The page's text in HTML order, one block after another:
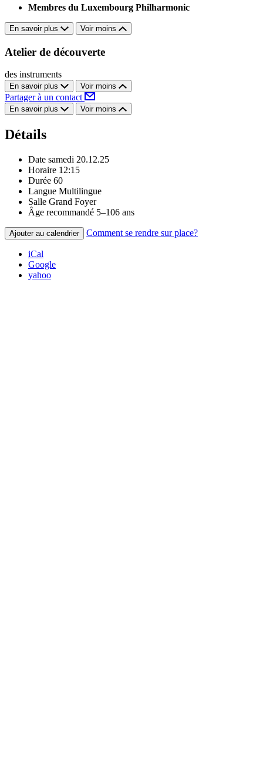
Membres du Luxembourg Philharmonic
En savoir plus Voir moins
Atelier de découverte
des instruments
En savoir plus Voir moins
Partager à un contact
En savoir plus Voir moins
Détails
Date samedi 20.12.25
Horaire 12:15
Durée 60
Langue Multilingue
Salle Grand Foyer
Âge recommandé 5–106 ans
Ajouter au calendrier Comment se rendre sur place?
iCal
Google
yahoo